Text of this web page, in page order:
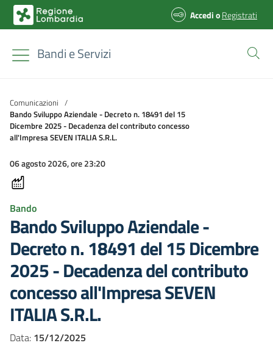
AccedioRegistrati
Bandi e Servizi
Comunicazioni /
Bando Sviluppo Aziendale - Decreto n. 18491 del 15
Dicembre 2025 - Decadenza del contributo concesso
all'Impresa SEVEN ITALIA S.R.L.
06 agosto 2026, ore 23:20
Bando
Bando Sviluppo Aziendale -
Decreto n. 18491 del 15 Dicembre
2025 - Decadenza del contributo
concesso all'Impresa SEVEN
ITALIA S.R.L.
Data: 15/12/2025